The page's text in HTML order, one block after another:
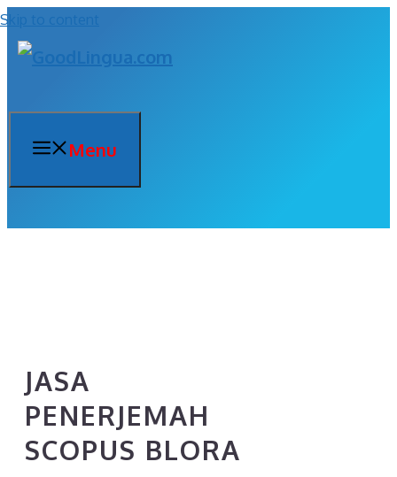
Skip to content
Menu
JASA
PENERJEMAH
SCOPUS BLORA